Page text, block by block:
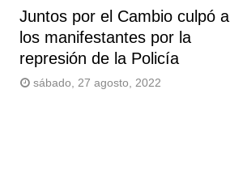
Juntos por el Cambio culpó a
los manifestantes por la
represión de la Policía
sábado, 27 agosto, 2022